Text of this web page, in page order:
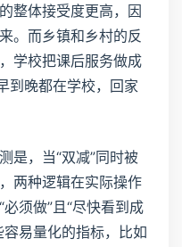
整体接受度更高，因
。而乡镇和乡村的反
学校把课后服务做成
到晚都在学校，回家
是，当“双减”同时被
两种逻辑在实际操作
须做”且“尽快看到成
易量化的指标，比如